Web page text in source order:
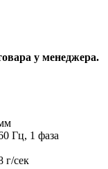
ара у менеджера.
Гц, 1 фаза
г/сек